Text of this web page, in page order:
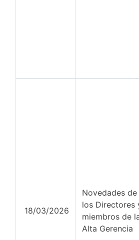
18/03/2026
Novedades de
los Directores
miembros de
Alta Gerencia